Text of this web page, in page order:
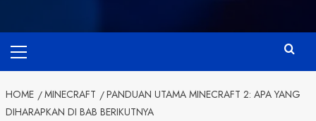
Menu
HOME MINECRAFT
PANDUAN UTAMA MINECRAFT 2: APA YANG
DIHARAPKAN DI BAB BERIKUTNYA